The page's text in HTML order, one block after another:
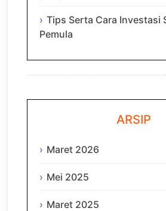
Tips Serta Cara Investasi
Pemula
ARSIP
Maret 2026
Mei 2025
Maret 2025